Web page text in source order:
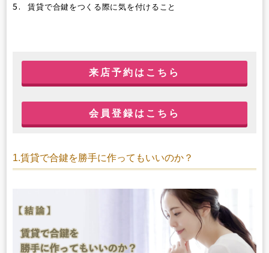
5. 賃貸で合鍵をつくる際に気を付けること
来店予約はこちら
会員登録はこちら
1.賃貸で合鍵を勝手に作ってもいいのか？